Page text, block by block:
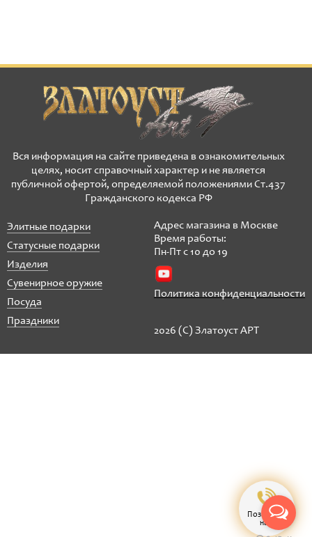
Позвонить
нам
Вся информация на сайте приведена в ознакомительных
целях, носит справочный характер и не является
публичной офертой, определяемой положениями Ст.437
Гражданского кодекса РФ
Элитные подарки
Статусные подарки
Изделия
Сувенирное оружие
Посуда
Праздники
Адрес магазина в Москве
Время работы:
Пн-Пт с 10 до 19
Политика конфиденциальности
2026 (C) Златоуст АРТ